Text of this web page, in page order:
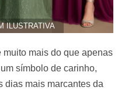
ILUSTRATIVA
mais do que apenas
símbolo de carinho,
dias mais marcantes da